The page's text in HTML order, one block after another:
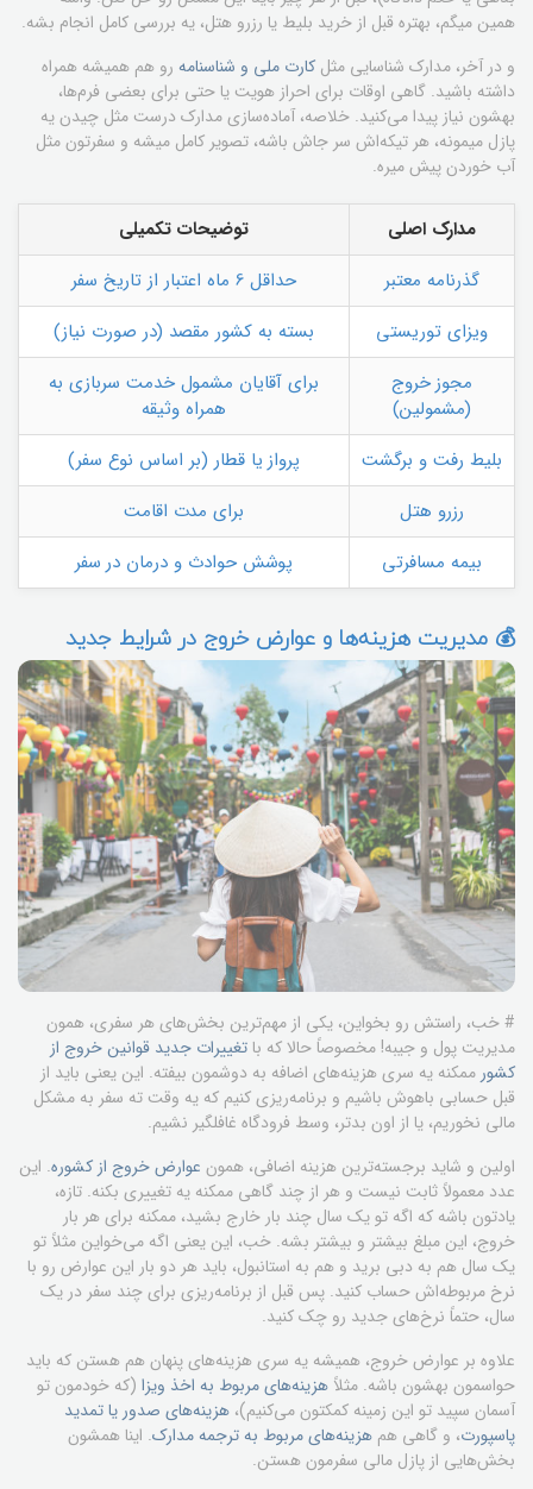
همین میگم، بهتره قبل از خرید بلیط یا رزرو هتل، یه بررسی کامل انجام بشه.
و در آخر، مدارک شناسایی مثل کارت ملی و شناسنامه رو هم همیشه همراه
داشته باشید. گاهی اوقات برای احراز هویت یا حتی برای بعضی فرم‌ها،
بهشون نیاز پیدا می‌کنید. خلاصه، آماده‌سازی مدارک درست مثل چیدن یه
پازل میمونه، هر تیکه‌اش سر جاش باشه، تصویر کامل میشه و سفرتون مثل
آب خوردن پیش میره.
مدارک اصلی
توضیحات تکمیلی
گذرنامه معتبر
حداقل 6 ماه اعتبار از تاریخ سفر
ویزای توریستی
بسته به کشور مقصد (در صورت نیاز)
مجوز خروج
(مشمولین)
برای آقایان مشمول خدمت سربازی به
همراه وثیقه
بلیط رفت و برگشت
پرواز یا قطار (بر اساس نوع سفر)
رزرو هتل
برای مدت اقامت
بیمه مسافرتی
پوشش حوادث و درمان در سفر
💰 مدیریت هزینه‌ها و عوارض خروج در شرایط جدید
# خب، راستش رو بخواین، یکی از مهم‌ترین بخش‌های هر سفری، همون
مدیریت پول و جیبه! مخصوصاً حالا که باتغییرات جدید قوانین خروج از
کشور ممکنه یه سری هزینه‌های اضافه به دوشمون بیفته. این یعنی باید از
قبل حسابی باهوش باشیم و برنامه‌ریزی کنیم که یه وقت ته سفر به مشکل
مالی نخوریم، یا از اون بدتر، وسط فرودگاه غافلگیر نشیم.
اولین و شاید برجسته‌ترین هزینه اضافی، همون عوارض خروج از کشوره. این
عدد معمولاً ثابت نیست و هر از چند گاهی ممکنه یه تغییری بکنه. تازه،
یادتون باشه که اگه تو یک سال چند بار خارج بشید، ممکنه برای هر بار
خروج، این مبلغ بیشتر و بیشتر بشه. خب، این یعنی اگه می‌خواین مثلاً تو
یک سال هم به دبی برید و هم به استانبول، باید هر دو بار این عوارض رو با
نرخ مربوطه‌اش حساب کنید. پس قبل از برنامه‌ریزی برای چند سفر در یک
سال، حتماً نرخ‌های جدید رو چک کنید.
علاوه بر عوارض خروج، همیشه یه سری هزینه‌های پنهان هم هستن که باید
حواسمون بهشون باشه. مثلاً هزینه‌های مربوط به اخذ ویزا (که خودمون تو
آسمان سپید تو این زمینه کمکتون می‌کنیم)، هزینه‌های صدور یا تمدید
پاسپورت، و گاهی هم هزینه‌های مربوط به ترجمه مدارک. اینا همشون
بخش‌هایی از پازل مالی سفرمون هستن.